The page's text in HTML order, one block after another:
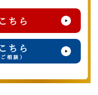
ちら
ちら
相談）